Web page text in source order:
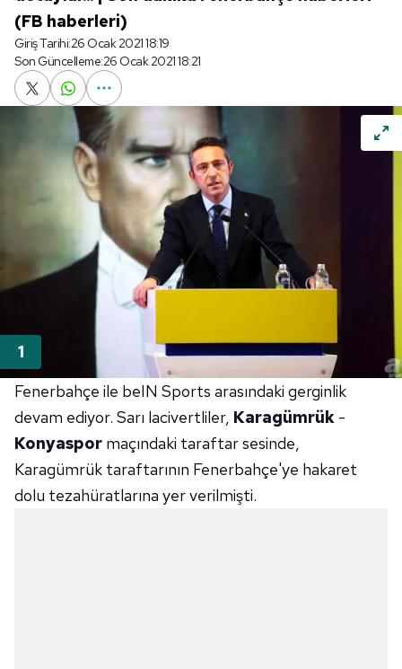
(FB haberleri)
Giriş Tarihi:26 Ocak 2021 18:19
Son Güncelleme:26 Ocak 2021 18:21
Fenerbahçe ile beIN Sports arasındaki gerginlik
devam ediyor. Sarı lacivertliler, Karagümrük -
Konyaspor maçındaki taraftar sesinde,
Karagümrük taraftarının Fenerbahçe'ye hakaret
dolu tezahüratlarına yer verilmişti.